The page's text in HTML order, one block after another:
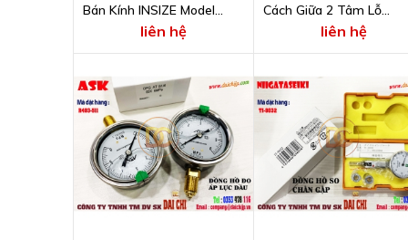
Bán Kính INSIZE Model
liên hệ
Cách Giữa 2 Tâm Lỗ
NAKAMURA KANON
liên hệ